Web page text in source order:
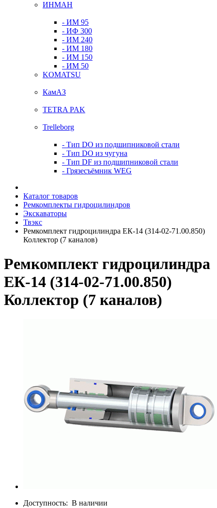
ИНМАН
- ИМ 95
- ИФ 300
- ИМ 240
- ИМ 180
- ИМ 150
- ИМ 50
KOMATSU
КамАЗ
TETRA PAK
Trelleborg
- Тип DO из подшипниковой стали
- Тип DO из чугуна
- Тип DF из подшипниковой стали
- Грязесъёмник WEG
Каталог товаров
Ремкомплекты гидроцилиндров
Экскаваторы
Твэкс
Ремкомплект гидроцилиндра ЕК-14 (314-02-71.00.850)
Коллектор (7 каналов)
Ремкомплект гидроцилиндра
ЕК-14 (314-02-71.00.850)
Коллектор (7 каналов)
Доступность: В наличии